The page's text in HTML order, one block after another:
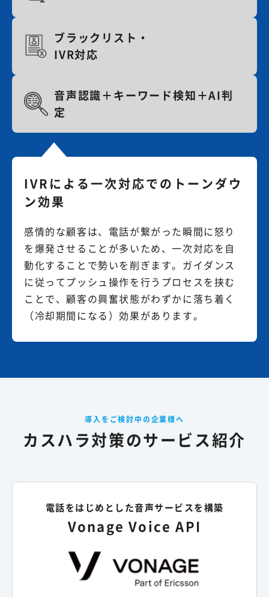
ブラックリスト・
IVR対応
音声認識＋キーワード検知＋AI判
定
IVRによる一次対応でのトーンダウ
ン効果
感情的な顧客は、電話が繋がった瞬間に怒り
を爆発させることが多いため、一次対応を自
動化することで勢いを削ぎます。ガイダンス
に従ってプッシュ操作を行うプロセスを挟む
ことで、顧客の興奮状態がわずかに落ち着く
（冷却期間になる）効果があります。
導入をご検討中の企業様へ
カスハラ対策のサービス紹介
電話をはじめとした音声サービスを構築
Vonage Voice API